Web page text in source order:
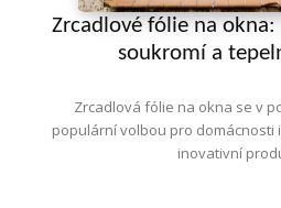
Zrcadlové fólie na
soukromí a
Zrcadlová fólie na okna se v
populární volbou pro domácnosti
inovativní